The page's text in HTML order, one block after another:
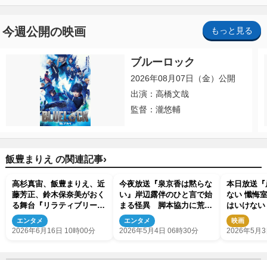
今週公開の映画 もっと見る
ブルーロック
2026年08月07日（金）公開
出演：高橋文哉
監督：瀧悠輔
飯豊まりえ の関連記事›
高杉真宙、飯豊まりえ、近
藤芳正、鈴木保奈美がおく
る舞台『リラティブリー・
スピーキング』上演決定！
エンタメ
2026年6月16日 10時00分
今夜放送『泉京香は黙らな
い』岸辺露伴のひと言で始
まる怪異 脚本協力に荒木
飛呂彦
エンタメ
2026年5月4日 06時30分
本日放送
ない 懺悔
はいけな
が露伴を襲
映画
2026年5月